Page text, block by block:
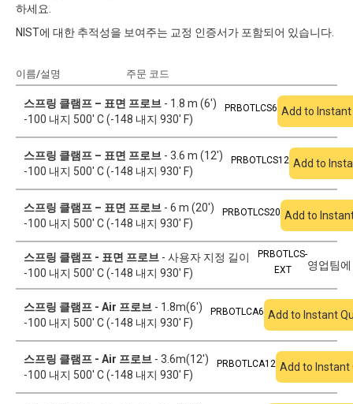
하세요.
NIST에 대한 추적성을 보여주는 교정 인증서가 포함되어 있습니다.
이름/설명 주문 코드
스프링 클램프 – 표면 프로브 - 1.8 m (6')
-100 내지 500' C (-148 내지 930' F)
PRBOTLCS6 Add to
스프링 클램프 – 표면 프로브 - 3.6 m (12')
-100 내지 500' C (-148 내지 930' F)
PRBOTLCS12 Add to
스프링 클램프 – 표면 프로브 - 6 m (20')
-100 내지 500' C (-148 내지 930' F)
PRBOTLCS20 Add to
스프링 클램프 - 표면 프로브 - 사용자 지정 길이
-100 내지 500' C (-148 내지 930' F)
PRBOTLCS-
EXT
영업팀
스프링 클램프 - Air 프로브 - 1.8m(6')
-100 내지 500' C (-148 내지 930' F)
PRBOTLCA6 Add to Instant
스프링 클램프 - Air 프로브 - 3.6m(12')
-100 내지 500' C (-148 내지 930' F)
PRBOTLCA12 Add to Instant